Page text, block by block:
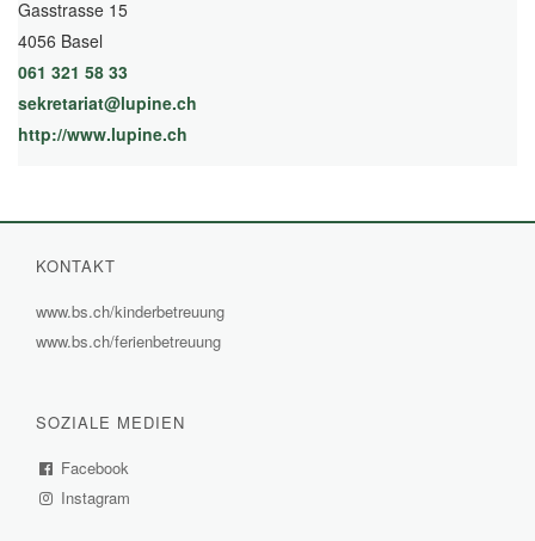
Gasstrasse 15
4056 Basel
061 321 58 33
sekretariat@lupine.ch
http://www.lupine.ch
KONTAKT
www.bs.ch/kinderbetreuung
www.bs.ch/ferienbetreuung
SOZIALE MEDIEN
Facebook
Instagram